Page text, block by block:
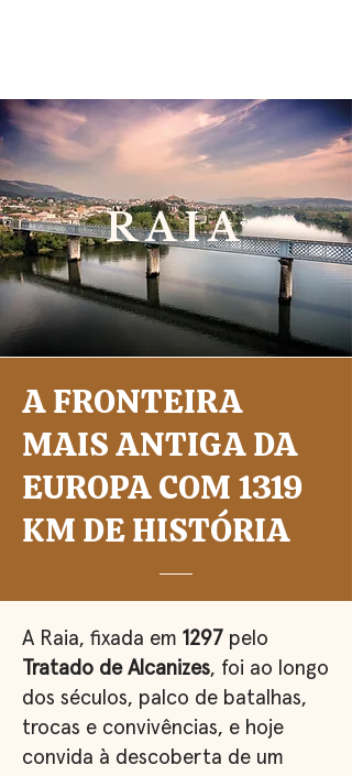
RAIA
AFRONTEIRA
MAIS ANTIGA DA
EUROPA COM 1319
KM DE HISTÓRIA
A Raia, fixada em 1297 pelo
Tratado de Alcanizes, foi ao longo
dos séculos, palco de batalhas,
trocas e convivências, e hoje
convida à descoberta de um